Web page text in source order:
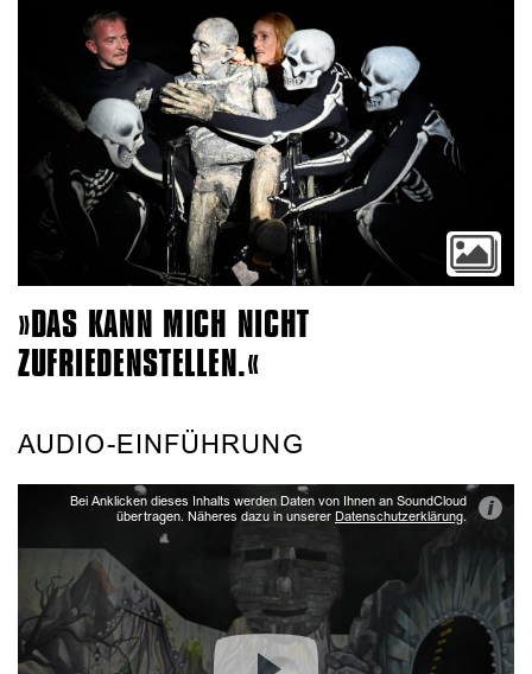
DAS KANN MICH NICHT
ZUFRIEDENSTELLEN.
AUDIO-EINFÜHRUNG
Bei Anklicken dieses Inhalts werden Daten von Ihnen an SoundCloud
übertragen. Näheres dazu in unserer Datenschutzerklärung. i